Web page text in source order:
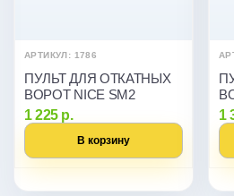
АРТИКУЛ: 1786
ПУЛЬТ ДЛЯ ОТКАТНЫХ
ВОРОТ NICE SM2
1 225 р.
В корзину
1